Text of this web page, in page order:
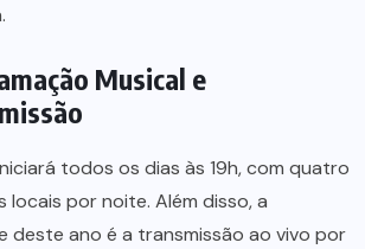
Musical e
todos os dias às 19h, com quatro
locais por noite. Além disso, a
deste ano é a transmissão ao vivo por